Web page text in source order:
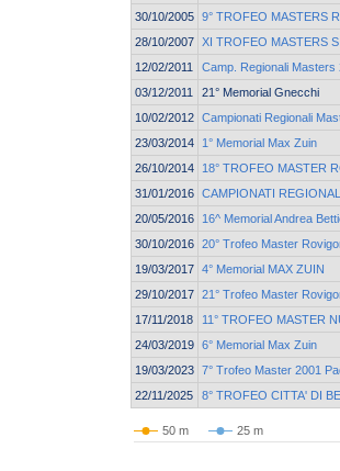
30/10/2005 9° TROFEO MASTERS
28/10/2007 XI TROFEO MASTERS
12/02/2011
Camp. Regionali Masters
03/12/2011
21° Memorial Gnecchi
10/02/2012 Campionati Regionali
23/03/2014
1° Memorial Max Zuin
26/10/2014
18° TROFEO MASTER
31/01/2016 CAMPIONATI
20/05/2016
16^ Memorial Andrea
30/10/2016 20° Trofeo Master
19/03/2017 4° Memorial MAX ZUIN
29/10/2017 21° Trofeo Master
17/11/2018
11° TROFEO MASTER
24/03/2019 6° Memorial Max Zuin
19/03/2023 7° Trofeo Master 2001
22/11/2025
8° TROFEO CITTA' DI
50 m 25 m